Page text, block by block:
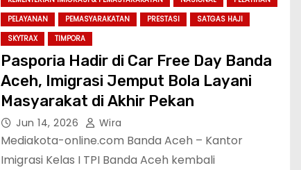
PELAYANAN
PEMASYARAKATAN PRESTASI
SATGAS HAJI
SKYTRAX
TIMPORA
Pasporia Hadir di Car Free Day Banda
Aceh, Imigrasi Jemput Bola Layani
Masyarakat di Akhir Pekan
Jun 14, 2026 Wira
Mediakota-online.com Banda Aceh – Kantor
Imigrasi Kelas I TPI Banda Aceh kembali